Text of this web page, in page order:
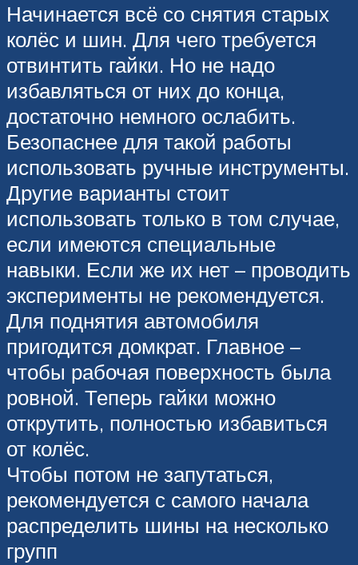
Начинается всё со снятия старых
колёс и шин. Для чего требуется
отвинтить гайки. Но не надо
избавляться от них до конца,
достаточно немного ослабить.
Безопаснее для такой работы
использовать ручные инструменты.
Другие варианты стоит
использовать только в том случае,
если имеются специальные
навыки. Если же их нет – проводить
эксперименты не рекомендуется.
Для поднятия автомобиля
пригодится домкрат. Главное –
чтобы рабочая поверхность была
ровной. Теперь гайки можно
открутить, полностью избавиться
от колёс.
Чтобы потом не запутаться,
рекомендуется с самого начала
распределить шины на несколько
групп